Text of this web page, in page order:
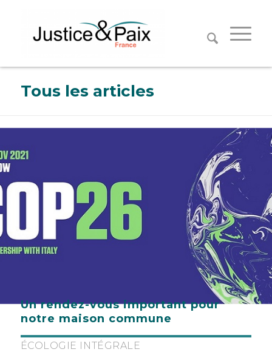
Tous les articles
Un rendez-vous important pour
notre maison commune
ÉCOLOGIE INTÉGRALE